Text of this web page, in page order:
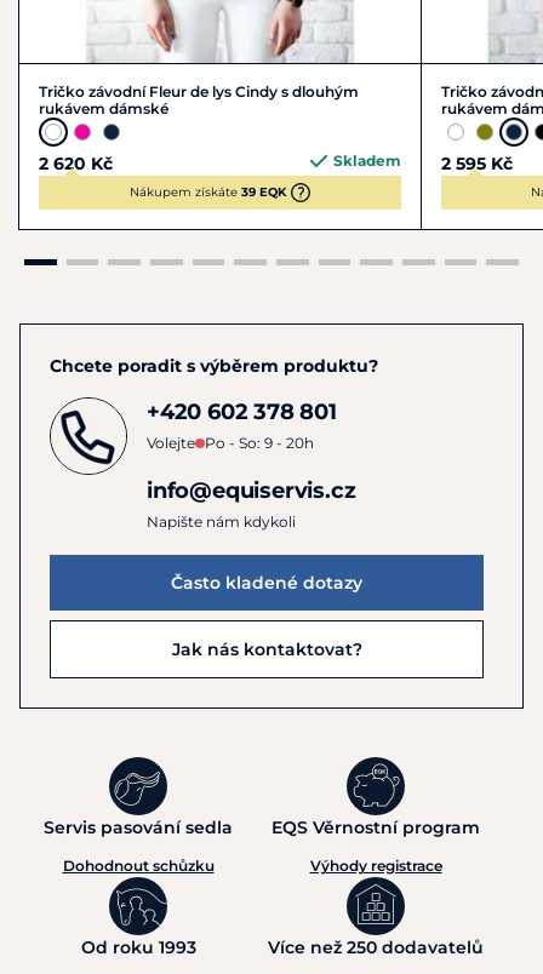
35,6
cm
39,4
cm
Materiál: 90 % polyamid, 10 % elastan
Pokyny k péči: Doporučeno ruční praní bez namáčení.
Nepoužívejte sušičku ani agresivní čisticí prostředky.
Tričko závodní Fleur de lys Cindy s dlouhým
rukávem dámské
2 620 Kč Skladem
Nákupem získáte 39 EQK
Tričko
rukávem
2 595 Kč
Chcete poradit s výběrem produktu?
+420 602 378 801
Volejte Po - So: 9 - 20h
info@equiservis.cz
Napište nám kdykoli
Často kladené dotazy
Jak nás kontaktovat?
Servis pasování sedla
Dohodnout schůzku
EQS Věrnostní program
Výhody registrace
Od roku 1993 Více než 250 dodavatelů